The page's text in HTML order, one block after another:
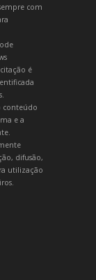
com
é
conteúdo
e a
difusão,
utilização